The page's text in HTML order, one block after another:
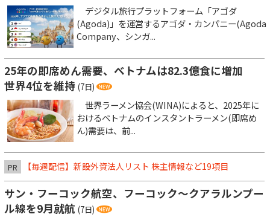
デジタル旅行プラットフォーム「アゴダ
(Agoda)」を運営するアゴダ・カンパニー(Agoda
Company、シンガ...
25年の即席めん需要、ベトナムは82.3億食に増加
世界4位を維持 (7日)
世界ラーメン協会(WINA)によると、2025年に
おけるベトナムのインスタントラーメン(即席め
ん)需要は、前...
PR 【毎週配信】新設外資法人リスト 株主情報など19項目
サン・フーコック航空、フーコック～クアラルンプー
ル線を9月就航 (7日)